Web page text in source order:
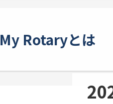
My Rotaryとは